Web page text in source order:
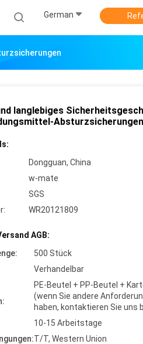
German
langlebiges
Absturzsicherungen
Dongguan, China
w-mate
SGS
WR20121809
AGB:
500 Stück
Verhandelbar
PE-Beutel + PP-Beutel +
(wenn Sie andere
haben, kontaktieren Sie uns
10-15 Arbeitstage
T/T, Western Union